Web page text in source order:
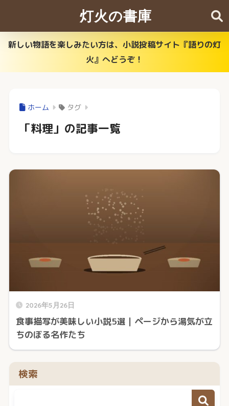
灯火の書庫
新しい物語を楽しみたい方は、小説投稿サイト『語りの灯
火』へどうぞ！
ホーム タグ
「料理」の記事一覧
2026年5月26日
食事描写が美味しい小説5選｜ページから湯気が立
ちのぼる名作たち
検索